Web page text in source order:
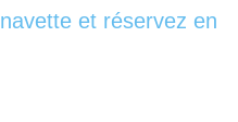
et réservez en